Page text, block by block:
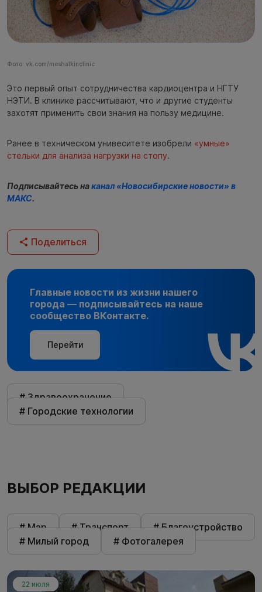
Фото: vk.com/meshalkinclinic
Это первый опыт сотрудничества кардиоцентра и НГТУ
НЭТИ. В клинике рассчитывают, что и другие студенты
захотят применить свои знания на пользу медицине.
Ранее в техническом унивеситете изобрели «умные»
стельки для анализа нагрузки на стопу.
Подписывайтесь наканал «Новосибирские новости» в
МАКС.
Поделиться
Главные новости из жизни нашего
города — подписывайтесь на наше
сообщество ВКонтакте.
Перейти
# Здравоохранение
# Городские технологии
ВЫБОР РЕДАКЦИИ
# Мэр # Транспорт
# Благоустройство
# Милый город
# Фотогалерея
22 июля